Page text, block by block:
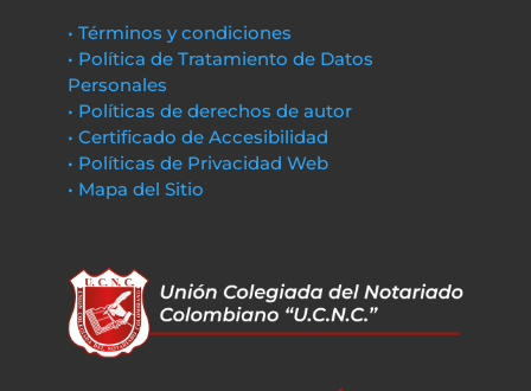
• Términos y condiciones
• Política de Tratamiento de Datos
Personales
• Políticas de derechos de autor
• Certificado de Accesibilidad
• Políticas de Privacidad Web
• Mapa del Sitio